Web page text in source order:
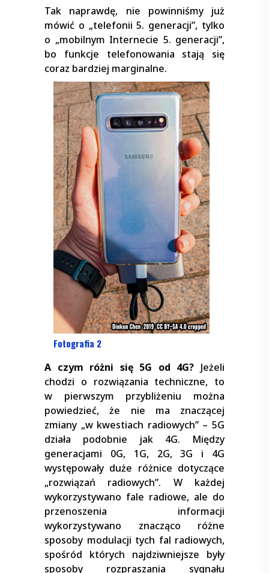
Tak naprawdę, nie powinniśmy już
mówić o „telefonii 5. generacji”, tylko
o „mobilnym Internecie 5. generacji”,
bo funkcje telefonowania stają się
coraz bardziej marginalne.
Fotografia 2
A czym różni się 5G od 4G? Jeżeli
chodzi o rozwiązania techniczne, to
w pierwszym przybliżeniu można
powiedzieć, że nie ma znaczącej
zmiany „w kwestiach radiowych” – 5G
działa podobnie jak 4G. Między
generacjami 0G, 1G, 2G, 3G i 4G
występowały duże różnice dotyczące
„rozwiązań radiowych”. W każdej
wykorzystywano fale radiowe, ale do
przenoszenia informacji
wykorzystywano znacząco różne
sposoby modulacji tych fal radiowych,
spośród których najdziwniejsze były
sposoby rozpraszania sygnału